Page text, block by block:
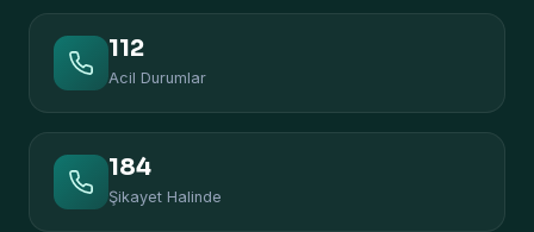
112
Acil Durumlar
184
Şikayet Halinde